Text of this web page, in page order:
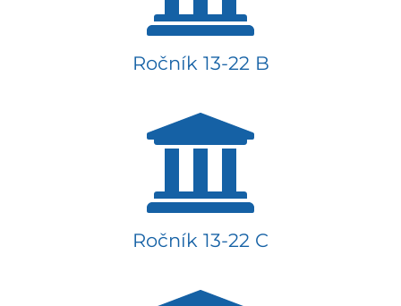
Ročník 13-22 B
Ročník 13-22 C